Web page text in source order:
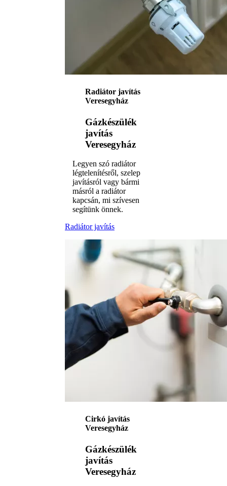
Radiátor javítás
Veresegyház
Gázkészülék
javítás
Veresegyház
Legyen szó radiátor
légtelenítésről, szelep
javításról vagy bármi
másról a radiátor
kapcsán, mi szívesen
segítünk önnek.
Radiátor javítás
Cirkó javítás
Veresegyház
Gázkészülék
javítás
Veresegyház